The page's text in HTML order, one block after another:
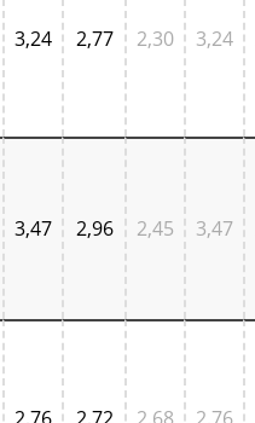
3,24 2,77 2,30 3,24
3,47 2,96 2,45 3,47